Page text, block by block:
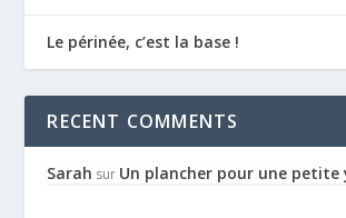
Le périnée, c’est la base !
RECENT COMMENTS
Sarah sur Un plancher pour une petite